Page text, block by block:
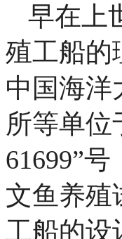
早在上
殖工船的
中国海洋
所等单位
61699”
文鱼养殖
工船的设